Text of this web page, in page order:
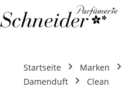
Zum Hauptinhalt springen
Startseite Marken
Damenduft
Clean